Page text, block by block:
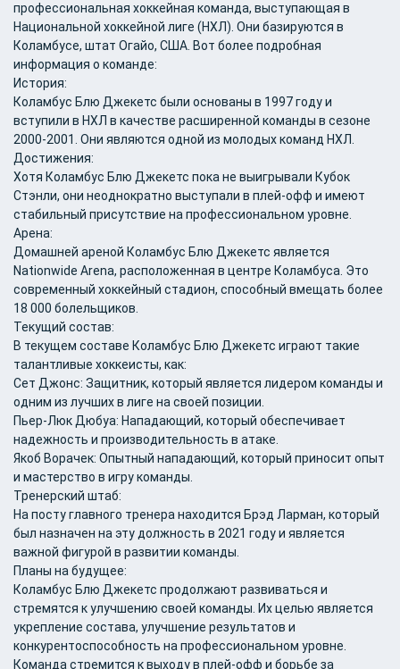
профессиональная хоккейная команда, выступающая в
Национальной хоккейной лиге (НХЛ). Они базируются в
Коламбусе, штат Огайо, США. Вот более подробная
информация о команде:
История:
Коламбус Блю Джекетс были основаны в 1997 году и
вступили в НХЛ в качестве расширенной команды в сезоне
2000-2001. Они являются одной из молодых команд НХЛ.
Достижения:
Хотя Коламбус Блю Джекетс пока не выигрывали Кубок
Стэнли, они неоднократно выступали в плей-офф и имеют
стабильный присутствие на профессиональном уровне.
Арена:
Домашней ареной Коламбус Блю Джекетс является
Nationwide Arena, расположенная в центре Коламбуса. Это
современный хоккейный стадион, способный вмещать более
18 000 болельщиков.
Текущий состав:
В текущем составе Коламбус Блю Джекетс играют такие
талантливые хоккеисты, как:
Сет Джонс: Защитник, который является лидером команды и
одним из лучших в лиге на своей позиции.
Пьер-Люк Дюбуа: Нападающий, который обеспечивает
надежность и производительность в атаке.
Якоб Ворачек: Опытный нападающий, который приносит опыт
и мастерство в игру команды.
Тренерский штаб:
На посту главного тренера находится Брэд Ларман, который
был назначен на эту должность в 2021 году и является
важной фигурой в развитии команды.
Планы на будущее:
Коламбус Блю Джекетс продолжают развиваться и
стремятся к улучшению своей команды. Их целью является
укрепление состава, улучшение результатов и
конкурентоспособность на профессиональном уровне.
Команда стремится к выходу в плей-офф и борьбе за